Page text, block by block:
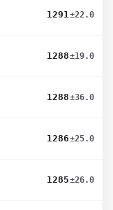
1291±22.0
1288±19.0
1288±36.0
1286±25.0
1285±26.0